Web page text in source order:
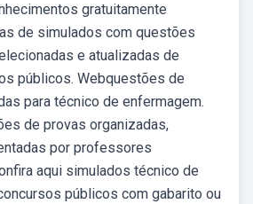
gratuitamente
de simulados com questões
e atualizadas de
públicos. Webquestões de
para técnico de enfermagem.
de provas organizadas,
por professores
aqui simulados técnico de
públicos com gabarito ou